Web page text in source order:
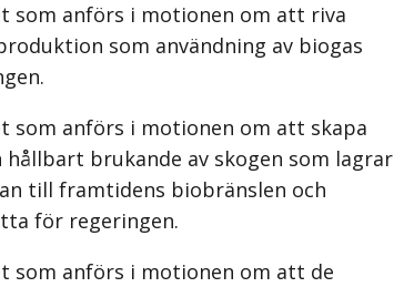
som anförs i motionen om att riva
som användning av biogas
som anförs i motionen om att skapa
brukande av skogen som lagrar
till framtidens biobränslen och
för regeringen.
som anförs i motionen om att de